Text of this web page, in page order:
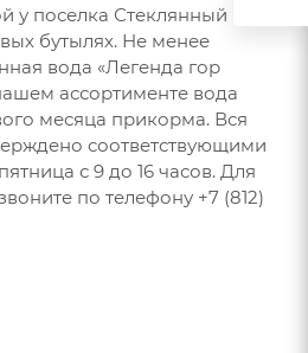
у поселка Стеклянный
бутылях. Не менее
вода «Легенда гор
ассортименте вода
месяца прикорма. Вся
соответствующими
с 9 до 16 часов. Для
по телефону +7 (812)